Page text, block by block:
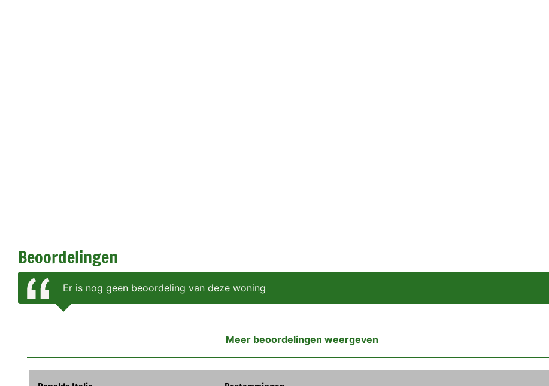
Beoordelingen
Er is nog geen beoordeling van deze woning
Meer beoordelingen weergeven